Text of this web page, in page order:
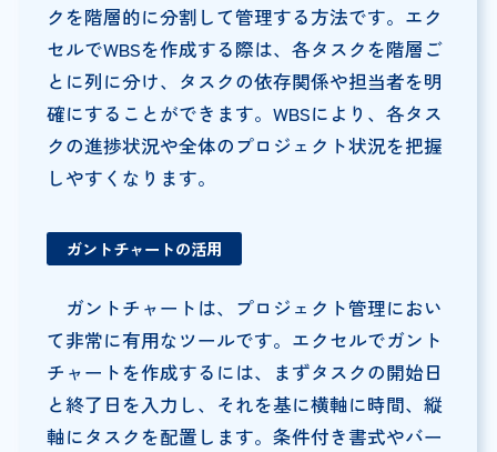
クを階層的に分割して管理する方法です。エク
セルでWBSを作成する際は、各タスクを階層ご
とに列に分け、タスクの依存関係や担当者を明
確にすることができます。WBSにより、各タス
クの進捗状況や全体のプロジェクト状況を把握
しやすくなります。
ガントチャートの活用
ガントチャートは、プロジェクト管理におい
て非常に有用なツールです。エクセルでガント
チャートを作成するには、まずタスクの開始日
と終了日を入力し、それを基に横軸に時間、縦
軸にタスクを配置します。条件付き書式やバー